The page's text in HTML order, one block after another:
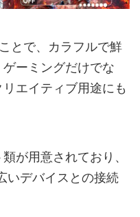
とで、カラフルで鮮
ーミングだけでな
エイティブ用途にも
が用意されており、
いデバイスとの接続